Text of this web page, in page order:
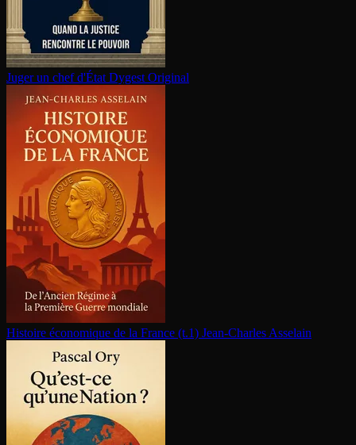
Juger un chef d'État Dygest Original
Histoire économique de la France (t.1) Jean-Charles Asselain